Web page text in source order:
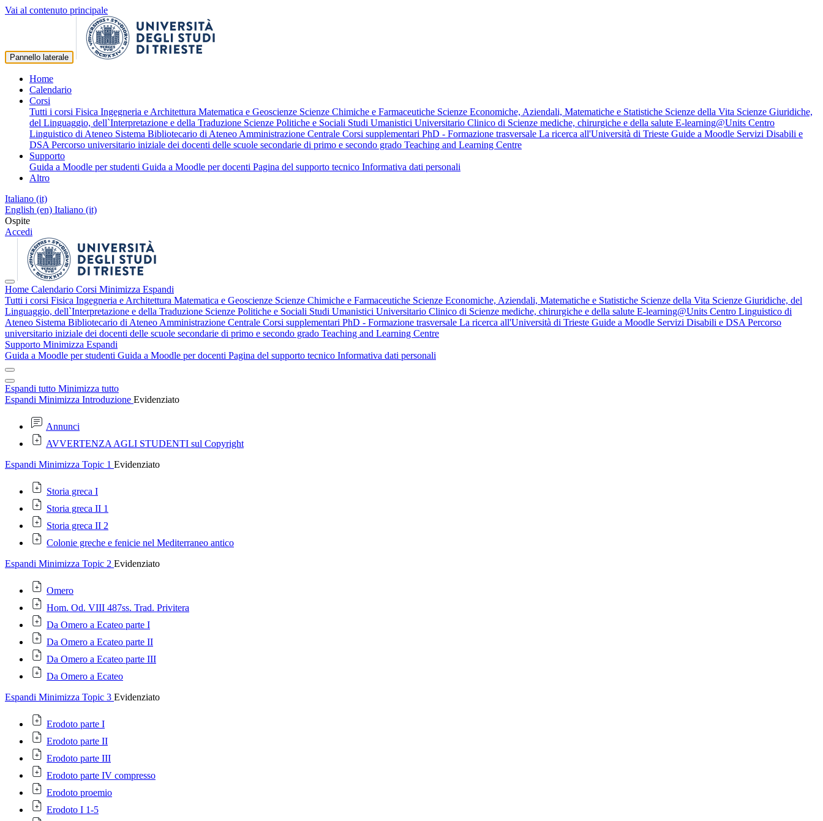
Vai al contenuto principale
Pannello laterale
Home
Calendario
Corsi
Tutti i corsi Fisica Ingegneria e Architettura Matematica e Geoscienze Scienze Chimiche e Farmaceutiche Scienze Economiche, Aziendali, Matematiche e Statistiche Scienze della Vita Scienze Giuridiche,
del Linguaggio, dell`Interpretazione e della Traduzione Scienze Politiche e Sociali Studi Umanistici Universitario Clinico di Scienze mediche, chirurgiche e della salute E-learning@Units Centro
Linguistico di Ateneo Sistema Bibliotecario di Ateneo Amministrazione Centrale Corsi supplementari PhD - Formazione trasversale La ricerca all'Università di Trieste Guide a Moodle Servizi Disabili e
DSA Percorso universitario iniziale dei docenti delle scuole secondarie di primo e secondo grado Teaching and Learning Centre
Supporto
Guida a Moodle per studenti Guida a Moodle per docenti Pagina del supporto tecnico Informativa dati personali
Altro
Italiano ‎(it)‎
English ‎(en)‎ Italiano ‎(it)‎
Ospite
Accedi
Home Calendario Corsi Minimizza Espandi
Tutti i corsi Fisica Ingegneria e Architettura Matematica e Geoscienze Scienze Chimiche e Farmaceutiche Scienze Economiche, Aziendali, Matematiche e Statistiche Scienze della Vita Scienze Giuridiche, del
Linguaggio, dell`Interpretazione e della Traduzione Scienze Politiche e Sociali Studi Umanistici Universitario Clinico di Scienze mediche, chirurgiche e della salute E-learning@Units Centro Linguistico di
Ateneo Sistema Bibliotecario di Ateneo Amministrazione Centrale Corsi supplementari PhD - Formazione trasversale La ricerca all'Università di Trieste Guide a Moodle Servizi Disabili e DSA Percorso
universitario iniziale dei docenti delle scuole secondarie di primo e secondo grado Teaching and Learning Centre
Supporto Minimizza Espandi
Guida a Moodle per studenti Guida a Moodle per docenti Pagina del supporto tecnico Informativa dati personali
Espandi tutto Minimizza tutto
Espandi Minimizza Introduzione Evidenziato
Annunci
AVVERTENZA AGLI STUDENTI sul Copyright
Espandi Minimizza Topic 1 Evidenziato
Storia greca I
Storia greca II 1
Storia greca II 2
Colonie greche e fenicie nel Mediterraneo antico
Espandi Minimizza Topic 2 Evidenziato
Omero
Hom. Od. VIII 487ss. Trad. Privitera
Da Omero a Ecateo parte I
Da Omero a Ecateo parte II
Da Omero a Ecateo parte III
Da Omero a Ecateo
Espandi Minimizza Topic 3 Evidenziato
Erodoto parte I
Erodoto parte II
Erodoto parte III
Erodoto parte IV compresso
Erodoto proemio
Erodoto I 1-5